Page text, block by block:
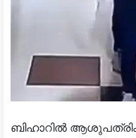
ബിഹാറിൽ